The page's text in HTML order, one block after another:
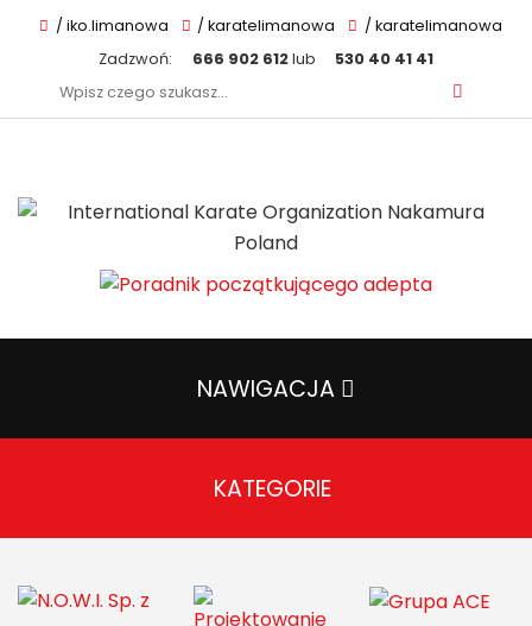
/ iko.limanowa / karatelimanowa
/ karatelimanowa
Zadzwoń:
666 902 612lub
530 40 41 41
Szukaj:
NAWIGACJA
KATEGORIE